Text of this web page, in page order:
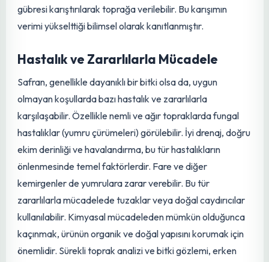
Çevresel Dostu Yabancı Ot Mücadelesi
kullanımından kaçınılarak, mekanik yöntemlerle
yapılmalıdır. Herbisitler, hem toprağa hem de ürüne zarar
verebileceği gibi, safranın doğal ve sağlıklı imajına da
gölge düşürebilir. Mekanik mücadele (elle veya küçük el
aletleriyle ot yolma), yabancı otları safrandan
uzaklaştırmanın en güvenli ve etkili yoludur. Bu işlemler
yapılırken, özellikle safran yumrularının zarar
görmemesine azami dikkat gösterilmelidir. İkinci yılın
ardından, toprağın organik madde içeriğini
zenginleştirmek için yanmış yabancı ot tohumlarına sığır
gübresi karıştırılarak toprağa verilebilir. Bu karışımın
verimi yükselttiği bilimsel olarak kanıtlanmıştır.